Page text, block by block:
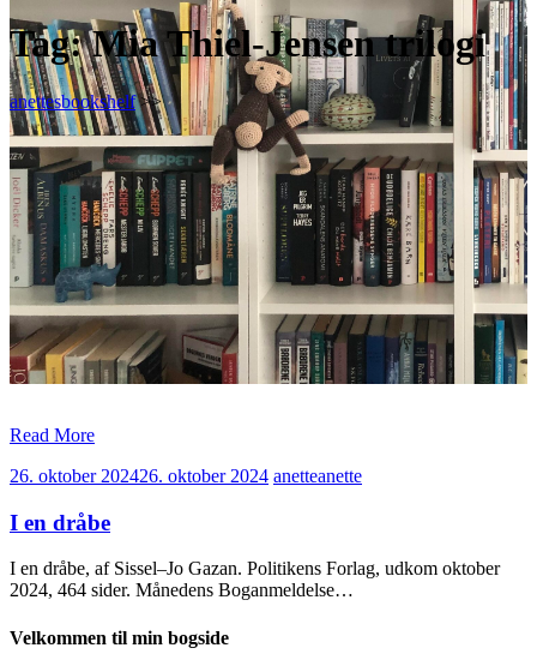
Tag:Mia Thiel-Jensen trilogi
anettesbookshelf>>
Read More
26. oktober 202426. oktober 2024 anetteanette
I en dråbe
I en dråbe, af Sissel–Jo Gazan. Politikens Forlag, udkom oktober
2024, 464 sider. Månedens Boganmeldelse…
Velkommen til min bogside